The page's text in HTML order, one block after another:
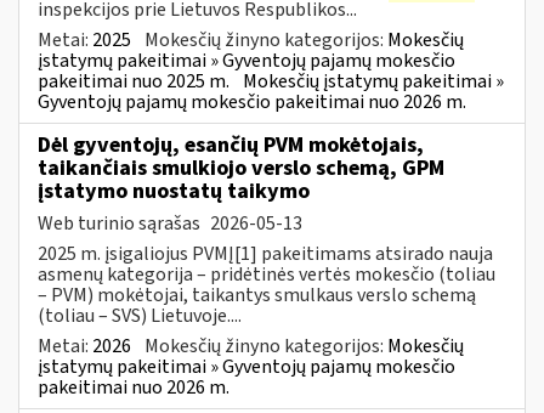
inspekcijos prie Lietuvos Respublikos...
Metai: 2025 Mokesčių žinyno kategorijos: Mokesčių
įstatymų pakeitimai » Gyventojų pajamų mokesčio
pakeitimai nuo 2025 m. Mokesčių įstatymų pakeitimai »
Gyventojų pajamų mokesčio pakeitimai nuo 2026 m.
Dėl gyventojų, esančių PVM mokėtojais,
taikančiais smulkiojo verslo schemą, GPM
įstatymo nuostatų taikymo
Web turinio sąrašas 2026-05-13
2025 m. įsigaliojus PVMĮ[1] pakeitimams atsirado nauja
asmenų kategorija – pridėtinės vertės mokesčio (toliau
– PVM) mokėtojai, taikantys smulkaus verslo schemą
(toliau – SVS) Lietuvoje....
Metai: 2026 Mokesčių žinyno kategorijos: Mokesčių
įstatymų pakeitimai » Gyventojų pajamų mokesčio
pakeitimai nuo 2026 m.